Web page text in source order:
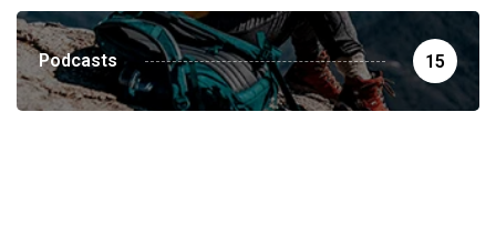
Podcasts 15